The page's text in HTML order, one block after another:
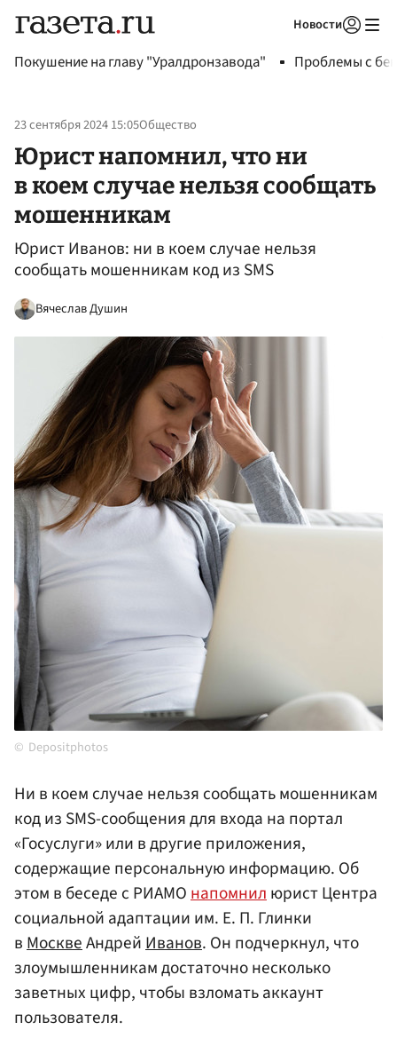
Новости
Покушение на главу "Уралдронзавода" Проблемы с
23 сентября 2024 15:05Общество
Юрист напомнил, что ни
в коем случае нельзя сообщать
мошенникам
Юрист Иванов: ни в коем случае нельзя
сообщать мошенникам код из SMS
Вячеслав Душин
Depositphotos
Ни в коем случае нельзя сообщать мошенникам
код из SMS-сообщения для входа на портал
«Госуслуги» или в другие приложения,
содержащие персональную информацию. Об
этом в беседе с РИАМОнапомнилюрист Центра
социальной адаптации им. Е. П. Глинки
вМосквеАндрейИванов. Он подчеркнул, что
злоумышленникам достаточно несколько
заветных цифр, чтобы взломать аккаунт
пользователя.